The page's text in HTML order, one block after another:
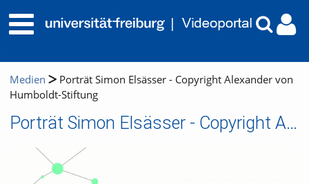
Medien
Porträt Simon Elsässer - Copyright Alexander von
Humboldt-Stiftung
Porträt Simon Elsässer - Copyright Alexander von Humboldt-Stiftung